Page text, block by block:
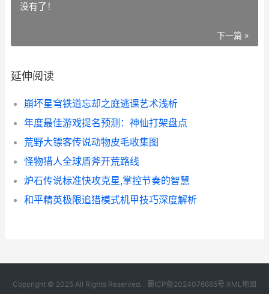
没有了！
下一篇 »
延伸阅读
崩坏星穹铁道忘却之庭逃课艺术浅析
年度最佳游戏提名预测：神仙打架盘点
荒野大镖客传说动物皮毛收集图
怪物猎人全球盾斧开荒路线
炉石传说标准快攻克星,掌控节奏的智慧
和平精英极限追猎模式机甲技巧深度解析
Copyright © 2025 All Rights Reserved. 蜀ICP备2024076665号 XML地图